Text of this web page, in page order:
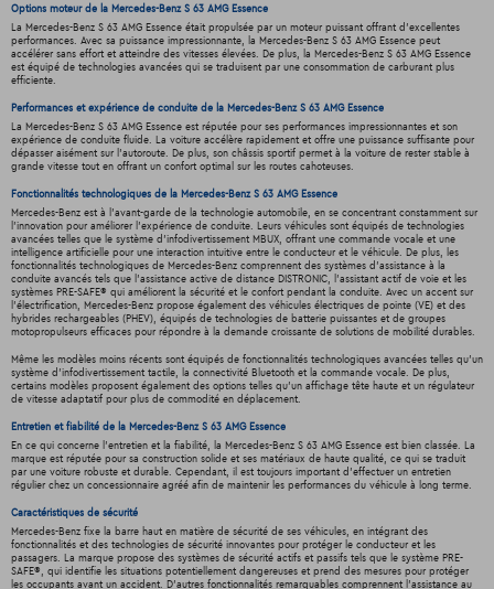
Options moteur de la Mercedes-Benz S 63 AMG Essence
La Mercedes-Benz S 63 AMG Essence était propulsée par un moteur puissant offrant d'excellentes
performances. Avec sa puissance impressionnante, la Mercedes-Benz S 63 AMG Essence peut
accélérer sans effort et atteindre des vitesses élevées. De plus, la Mercedes-Benz S 63 AMG Essence
est équipé de technologies avancées qui se traduisent par une consommation de carburant plus
efficiente.
Performances et expérience de conduite de la Mercedes-Benz S 63 AMG Essence
La Mercedes-Benz S 63 AMG Essence est réputée pour ses performances impressionnantes et son
expérience de conduite fluide. La voiture accélère rapidement et offre une puissance suffisante pour
dépasser aisément sur l'autoroute. De plus, son châssis sportif permet à la voiture de rester stable à
grande vitesse tout en offrant un confort optimal sur les routes cahoteuses.
Fonctionnalités technologiques de la Mercedes-Benz S 63 AMG Essence
Mercedes-Benz est à l'avant-garde de la technologie automobile, en se concentrant constamment sur
l'innovation pour améliorer l'expérience de conduite. Leurs véhicules sont équipés de technologies
avancées telles que le système d'infodivertissement MBUX, offrant une commande vocale et une
intelligence artificielle pour une interaction intuitive entre le conducteur et le véhicule. De plus, les
fonctionnalités technologiques de Mercedes-Benz comprennent des systèmes d'assistance à la
conduite avancés tels que l'assistance active de distance DISTRONIC, l'assistant actif de voie et les
systèmes PRE-SAFE® qui améliorent la sécurité et le confort pendant la conduite. Avec un accent sur
l'électrification, Mercedes-Benz propose également des véhicules électriques de pointe (VE) et des
hybrides rechargeables (PHEV), équipés de technologies de batterie puissantes et de groupes
motopropulseurs efficaces pour répondre à la demande croissante de solutions de mobilité durables.
Même les modèles moins récents sont équipés de fonctionnalités technologiques avancées telles qu'un
système d'infodivertissement tactile, la connectivité Bluetooth et la commande vocale. De plus,
certains modèles proposent également des options telles qu'un affichage tête haute et un régulateur
de vitesse adaptatif pour plus de commodité en déplacement.
Entretien et fiabilité de la Mercedes-Benz S 63 AMG Essence
En ce qui concerne l'entretien et la fiabilité, la Mercedes-Benz S 63 AMG Essence est bien classée. La
marque est réputée pour sa construction solide et ses matériaux de haute qualité, ce qui se traduit
par une voiture robuste et durable. Cependant, il est toujours important d'effectuer un entretien
régulier chez un concessionnaire agréé afin de maintenir les performances du véhicule à long terme.
Caractéristiques de sécurité
Mercedes-Benz fixe la barre haut en matière de sécurité de ses véhicules, en intégrant des
fonctionnalités et des technologies de sécurité innovantes pour protéger le conducteur et les
passagers. La marque propose des systèmes de sécurité actifs et passifs tels que le système PRE-
SAFE®, qui identifie les situations potentiellement dangereuses et prend des mesures pour protéger
les occupants avant un accident. D'autres fonctionnalités remarquables comprennent l'assistance au